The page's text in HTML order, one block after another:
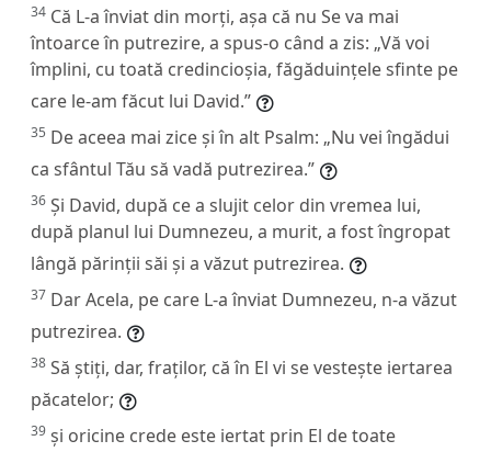
34 Că L-a înviat din morți, așa că nu Se va mai
întoarce în putrezire, a spus-o când a zis: „Vă voi
împlini, cu toată credincioșia, făgăduințele sfinte pe
care le-am făcut lui David.”
35 De aceea mai zice și în alt Psalm: „Nu vei îngădui
ca sfântul Tău să vadă putrezirea.”
36 Și David, după ce a slujit celor din vremea lui,
după planul lui Dumnezeu, a murit, a fost îngropat
lângă părinții săi și a văzut putrezirea.
37 Dar Acela, pe care L-a înviat Dumnezeu, n-a văzut
putrezirea.
38 Să știți, dar, fraților, că în El vi se vestește iertarea
păcatelor;
39 și oricine crede este iertat prin El de toate